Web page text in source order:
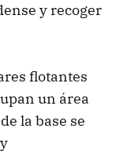
y recoger
flotantes
un área
la base se